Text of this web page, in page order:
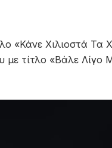
«Κάνε Χιλιοστά Τα
με τίτλο «Βάλε Λίγο